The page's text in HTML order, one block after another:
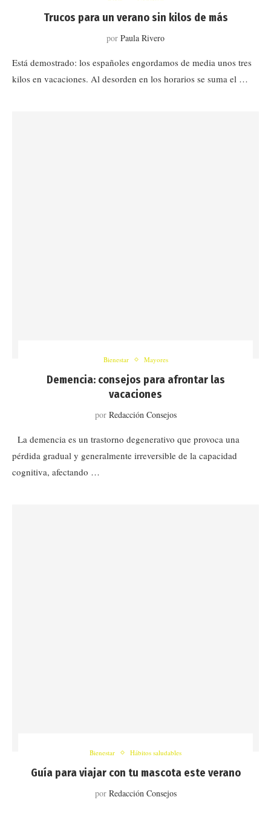
Trucos para un verano sin kilos de más
por Paula Rivero
Está demostrado: los españoles engordamos de media unos tres
kilos en vacaciones. Al desorden en los horarios se suma el …
Bienestar Mayores
Demencia: consejos para afrontar las
vacaciones
por Redacción Consejos
La demencia es un trastorno degenerativo que provoca una
pérdida gradual y generalmente irreversible de la capacidad
cognitiva, afectando …
Bienestar Hábitos saludables
Guía para viajar con tu mascota este verano
por Redacción Consejos